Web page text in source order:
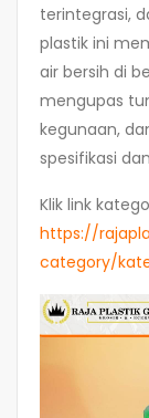
terintegrasi,
plastik ini
air bersih di
mengupas
kegunaan,
spesifikasi
Klik link
https://
category/